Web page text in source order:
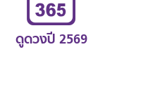
ดูดวงปี 2569